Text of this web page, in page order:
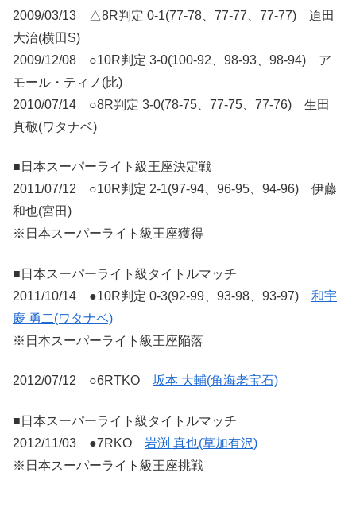
2009/03/13 △8R判定 0-1(77-78、77-77、77-77) 迫田
大治(横田S)
2009/12/08 ○10R判定 3-0(100-92、98-93、98-94) ア
モール・ティノ(比)
2010/07/14 ○8R判定 3-0(78-75、77-75、77-76) 生田
真敬(ワタナベ)
■日本スーパーライト級王座決定戦
2011/07/12 ○10R判定 2-1(97-94、96-95、94-96) 伊藤
和也(宮田)
※日本スーパーライト級王座獲得
■日本スーパーライト級タイトルマッチ
2011/10/14 ●10R判定 0-3(92-99、93-98、93-97) 和宇
慶 勇二(ワタナベ)
※日本スーパーライト級王座陥落
2012/07/12 ○6RTKO 坂本 大輔(角海老宝石)
■日本スーパーライト級タイトルマッチ
2012/11/03 ●7RKO 岩渕 真也(草加有沢)
※日本スーパーライト級王座挑戦